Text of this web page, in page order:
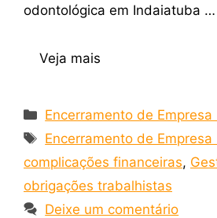
odontológica em Indaiatuba …
Veja mais
Encerramento de
Encerramento de
complicações financeiras,
obrigações trabalhistas
Deixe um comentário